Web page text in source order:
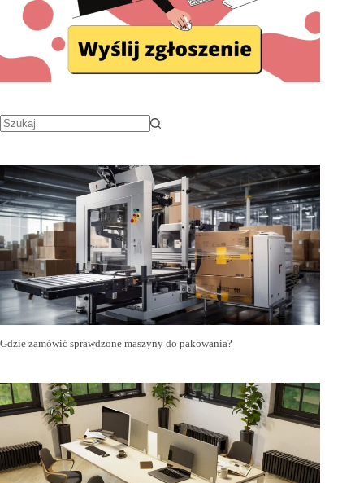
Gdzie zamówić sprawdzone maszyny do pakowania?